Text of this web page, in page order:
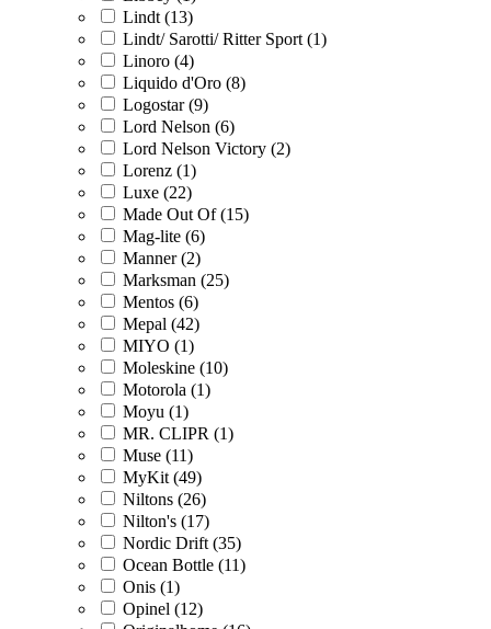
Lindt (13)
Lindt/ Sarotti/ Ritter Sport (1)
Linoro (4)
Liquido d'Oro (8)
Logostar (9)
Lord Nelson (6)
Lord Nelson Victory (2)
Lorenz (1)
Luxe (22)
Made Out Of (15)
Mag-lite (6)
Manner (2)
Marksman (25)
Mentos (6)
Mepal (42)
MIYO (1)
Moleskine (10)
Motorola (1)
Moyu (1)
MR. CLIPR (1)
Muse (11)
MyKit (49)
Niltons (26)
Nilton's (17)
Nordic Drift (35)
Ocean Bottle (11)
Onis (1)
Opinel (12)